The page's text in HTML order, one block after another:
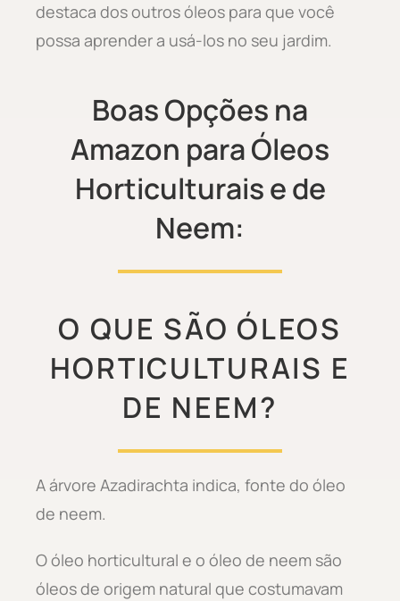
destaca dos outros óleos para que você
possa aprender a usá-los no seu jardim.
Boas Opções na
Amazon para Óleos
Horticulturais e de
Neem:
O QUE SÃO ÓLEOS
HORTICULTURAIS E
DE NEEM?
A árvore Azadirachta indica, fonte do óleo
de neem.
O óleo horticultural e o óleo de neem são
óleos de origem natural que costumavam